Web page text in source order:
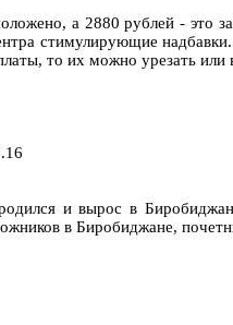
а 2880 рублей - это
стимулирующие
то их можно урезать или
и вырос в
в Биробиджане,